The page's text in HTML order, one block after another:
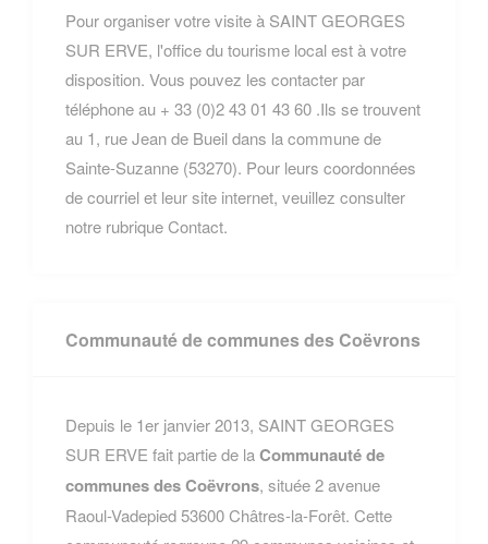
Pour organiser votre visite à SAINT GEORGES
SUR ERVE, l'office du tourisme local est à votre
disposition. Vous pouvez les contacter par
téléphone au + 33 (0)2 43 01 43 60 .Ils se trouvent
au 1, rue Jean de Bueil dans la commune de
Sainte-Suzanne (53270). Pour leurs coordonnées
de courriel et leur site internet, veuillez consulter
notre rubrique Contact.
Communauté de communes des Coëvrons
Depuis le 1er janvier 2013, SAINT GEORGES
SUR ERVE fait partie de laCommunauté de
communes des Coëvrons, située 2 avenue
Raoul-Vadepied 53600 Châtres-la-Forêt. Cette